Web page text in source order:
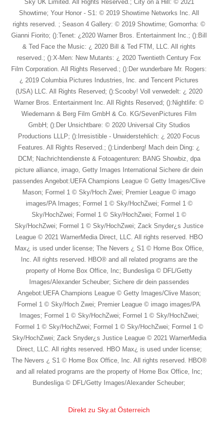
Sky UK Limited. All Rights Reserved.; City on a Hill: © 2021
Showtime; Your Honor - S1: © 2019 Showtime Networks Inc. All
rights reserved. ; Season 4 Gallery: © 2019 Showtime; Gomorrha: ©
Gianni Fiorito; ():Tenet: ¿2020 Warner Bros. Entertainment Inc.; ():Bill
& Ted Face the Music: ¿ 2020 Bill & Ted FTM, LLC. All rights
reserved.; ():X-Men: New Mutants: ¿ 2020 Twentieth Century Fox
Film Corporation. All Rights Reserved.; ():Der wunderbare Mr. Rogers:
¿ 2019 Columbia Pictures Industries, Inc. and Tencent Pictures
(USA) LLC. All Rights Reserved; ():Scooby! Voll verwedelt: ¿ 2020
Warner Bros. Entertainment Inc. All Rights Reserved; ():Nightlife: ©
Wiedemann & Berg Film GmbH & Co. KG/SevenPictures Film
GmbH; ():Der Unsichtbare: © 2020 Universal City Studios
Productions LLLP; ():Irresistible - Unwiderstehlich: ¿ 2020 Focus
Features. All Rights Reserved.; ():Lindenberg! Mach dein Ding: ¿
DCM; Nachrichtendienste & Fotoagenturen: BANG Showbiz, dpa
picture alliance, imago, Getty Images International Sichere dir dein
passendes Angebot:UEFA Champions League © Getty Images/Clive
Mason; Formel 1 © Sky/Hoch Zwei; Premier League © imago
images/PA Images; Formel 1 © Sky/HochZwei; Formel 1 ©
Sky/HochZwei; Formel 1 © Sky/HochZwei; Formel 1 ©
Sky/HochZwei; Formel 1 © Sky/HochZwei; Zack Snyder¿s Justice
League © 2021 WarnerMedia Direct, LLC. All rights reserved. HBO
Max¿ is used under license; The Nevers ¿ S1 © Home Box Office,
Inc. All rights reserved. HBO® and all related programs are the
property of Home Box Office, Inc; Bundesliga © DFL/Getty
Images/Alexander Scheuber; Sichere dir dein passendes
Angebot:UEFA Champions League © Getty Images/Clive Mason;
Formel 1 © Sky/Hoch Zwei; Premier League © imago images/PA
Images; Formel 1 © Sky/HochZwei; Formel 1 © Sky/HochZwei;
Formel 1 © Sky/HochZwei; Formel 1 © Sky/HochZwei; Formel 1 ©
Sky/HochZwei; Zack Snyder¿s Justice League © 2021 WarnerMedia
Direct, LLC. All rights reserved. HBO Max¿ is used under license;
The Nevers ¿ S1 © Home Box Office, Inc. All rights reserved. HBO®
and all related programs are the property of Home Box Office, Inc;
Bundesliga © DFL/Getty Images/Alexander Scheuber;
Direkt zu Sky.at Österreich